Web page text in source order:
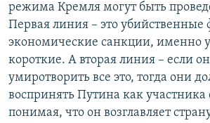
режима Кремля могут быть
Первая линия – это убийственные
экономические санкции, именно
короткие. А вторая линия – если
умиротворить все это, тогда они
воспринять Путина как участника
понимая, что он возглавляет